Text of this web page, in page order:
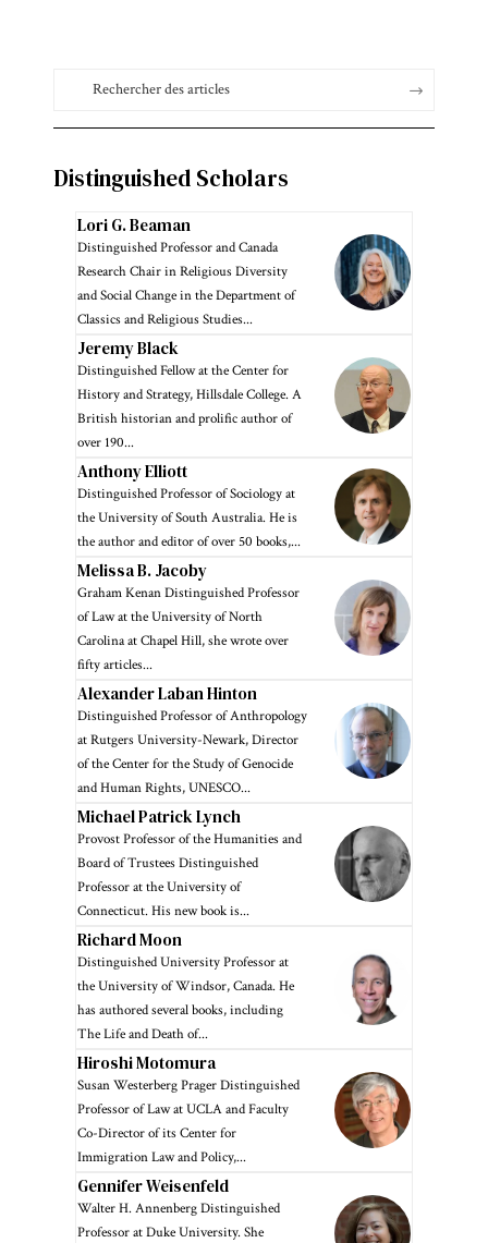
Distinguished Scholars
Lori G. Beaman
Distinguished Professor and Canada
Research Chair in Religious Diversity
and Social Change in the Department of
Classics and Religious Studies...
Jeremy Black
Distinguished Fellow at the Center for
History and Strategy, Hillsdale College. A
British historian and prolific author of
over 190...
Anthony Elliott
Distinguished Professor of Sociology at
the University of South Australia. He is
the author and editor of over 50 books,...
Melissa B. Jacoby
Graham Kenan Distinguished Professor
of Law at the University of North
Carolina at Chapel Hill, she wrote over
fifty articles...
Alexander Laban Hinton
Distinguished Professor of Anthropology
at Rutgers University-Newark, Director
of the Center for the Study of Genocide
and Human Rights, UNESCO...
Michael Patrick Lynch
Provost Professor of the Humanities and
Board of Trustees Distinguished
Professor at the University of
Connecticut. His new book is...
Richard Moon
Distinguished University Professor at
the University of Windsor, Canada. He
has authored several books, including
The Life and Death of...
Hiroshi Motomura
Susan Westerberg Prager Distinguished
Professor of Law at UCLA and Faculty
Co-Director of its Center for
Immigration Law and Policy,...
Gennifer Weisenfeld
Walter H. Annenberg Distinguished
Professor at Duke University. She